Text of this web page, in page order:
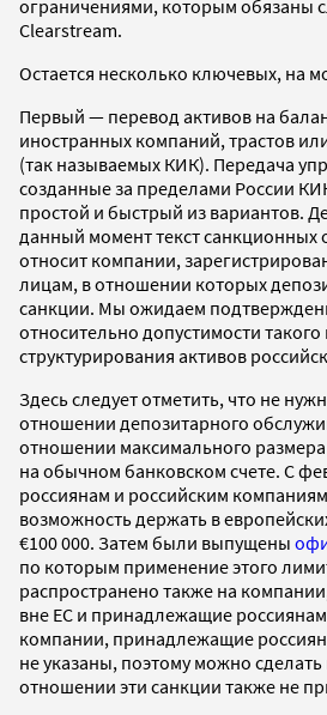
ограничениями, которым обязаны
Clearstream.
Остается несколько ключевых, на
Первый — перевод активов на
иностранных компаний, трастов
(так называемых КИК). Передача
созданные за пределами России
простой и быстрый из вариантов.
данный момент текст санкционных
относит компании,
лицам, в отношении которых
санкции. Мы ожидаем
относительно допустимости такого
структурирования активов
Здесь следует отметить, что не
отношении депозитарного
отношении максимального
на обычном банковском счете. С
россиянам и российским
возможность держать в
€100 000. Затем были выпущены
по которым применение этого
распространено также на
вне ЕС и принадлежащие
компании, принадлежащие
не указаны, поэтому можно
отношении эти санкции также не